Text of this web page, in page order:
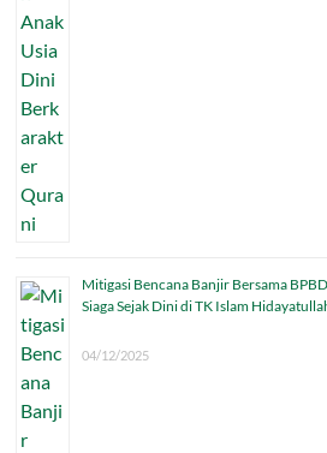
Mitigasi Bencana Banjir Bersama
Siaga Sejak Dini di TK Islam
04/12/2025